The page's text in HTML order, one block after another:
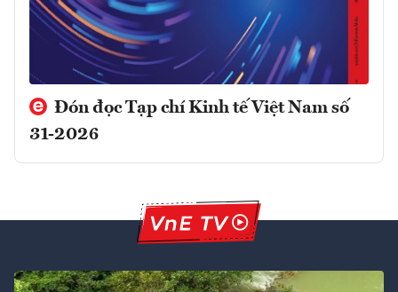
Đón đọc Tạp chí Kinh tế Việt Nam số
31-2026